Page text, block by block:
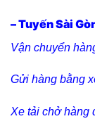
– Tuyến Sài
Vận chuyển
Gửi hàng bằng
Xe tải chở hàng